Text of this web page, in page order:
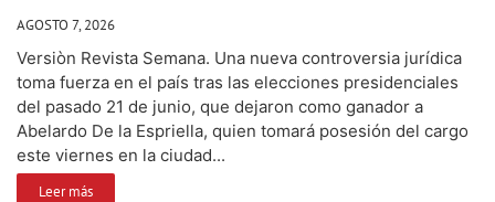
AGOSTO 7, 2026
Versiòn Revista Semana. Una nueva controversia jurídica
toma fuerza en el país tras las elecciones presidenciales
del pasado 21 de junio, que dejaron como ganador a
Abelardo De la Espriella, quien tomará posesión del cargo
este viernes en la ciudad...
Leer más